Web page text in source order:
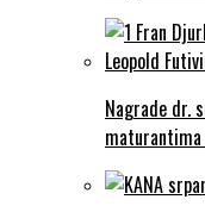
Nagrade dr.